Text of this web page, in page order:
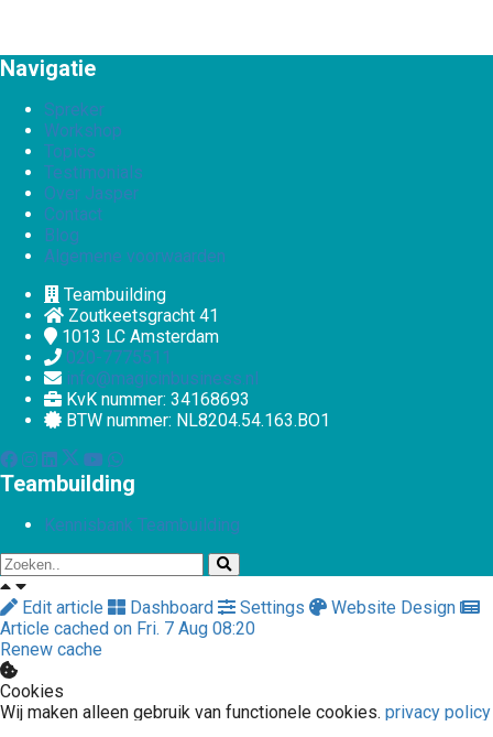
Navigatie
Spreker
Workshop
Topics
Testimonials
Over Jasper
Contact
Blog
Algemene voorwaarden
Teambuilding
Zoutkeetsgracht 41
1013 LC Amsterdam
020-7775511
info@magicinbusiness.nl
KvK nummer: 34168693
BTW nummer: NL8204.54.163.BO1
Teambuilding
Kennisbank Teambuilding
Edit article Dashboard Settings
Website Design
Article cached on Fri. 7 Aug 08:20
Renew cache
Cookies
Wij maken alleen gebruik van functionele cookies. privacy policy